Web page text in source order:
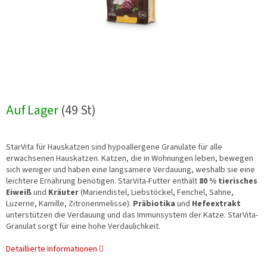
Auf Lager(49 St)
StarVita für Hauskatzen sind hypoallergene Granulate für alle
erwachsenen Hauskatzen. Katzen, die in Wohnungen leben, bewegen
sich weniger und haben eine langsamere Verdauung, weshalb sie eine
leichtere Ernährung benötigen. StarVita-Futter enthält 80 % tierisches
Eiweißund Kräuter(Mariendistel, Liebstöckel, Fenchel, Sahne,
Luzerne, Kamille, Zitronenmelisse). Präbiotika und Hefeextrakt
unterstützen die Verdauung und das Immunsystem der Katze. StarVita-
Granulat sorgt für eine hohe Verdaulichkeit.
Detaillierte Informationen